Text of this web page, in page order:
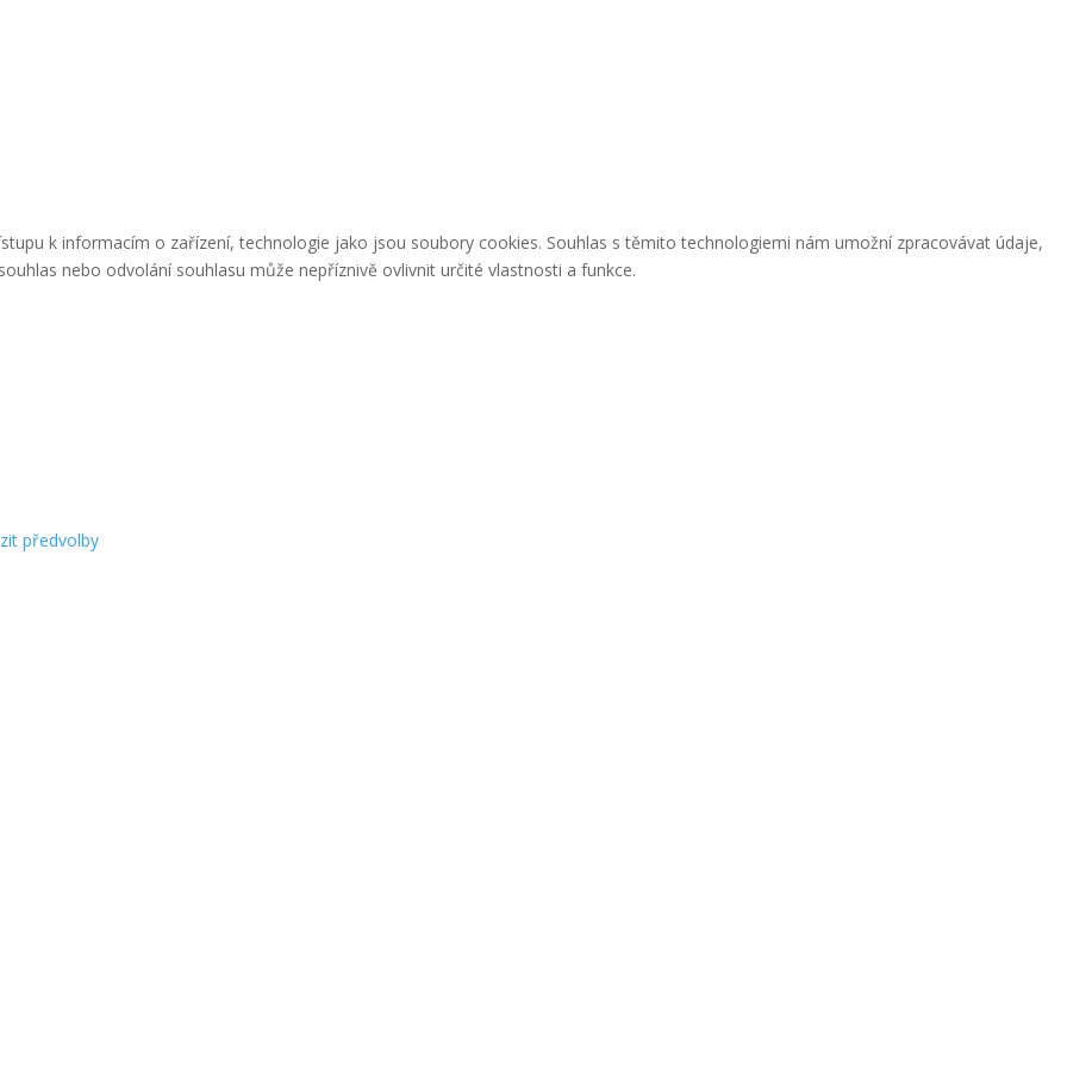
k informacím o zařízení, technologie jako jsou soubory cookies. Souhlas s těmito technologiemi nám umožní zpracovávat údaje,
nebo odvolání souhlasu může nepříznivě ovlivnit určité vlastnosti a funkce.
předvolby